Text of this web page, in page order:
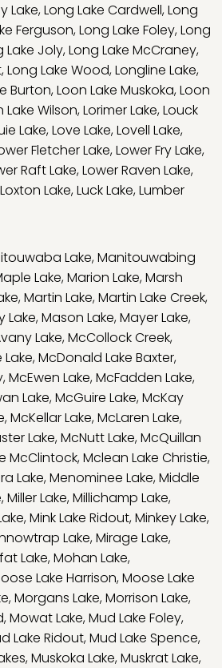
Lake,Long Lake Cardwell,Long
Ferguson,Long Lake Foley,Long
Lake Joly,Long Lake McCraney,
,Long Lake Wood,Longline Lake,
Burton,Loon Lake Muskoka,Loon
Lake Wilson,Lorimer Lake,Louck
Lake,Love Lake,Lovell Lake,
Fletcher Lake,Lower Fry Lake,
Raft Lake,Lower Raven Lake,
Loxton Lake,Luck Lake,Lumber
Lake,Manitouwabing
Lake,Marion Lake,Marsh
,Martin Lake,Martin Lake Creek,
Lake,Mason Lake,Mayer Lake,
Lake,McCollock Creek,
,McDonald Lake Baxter,
,McEwen Lake,McFadden Lake,
Lake,McGuire Lake,McKay
,McKellar Lake,McLaren Lake,
Lake,McNutt Lake,McQuillan
McClintock,Mclean Lake Christie,
Lake,Menominee Lake,Middle
,Miller Lake,Millichamp Lake,
,Mink Lake Ridout,Minkey Lake,
Lake,Mirage Lake,
Lake,Mohan Lake,
Lake Harrison,Moose Lake
,Morgans Lake,Morrison Lake,
,Mowat Lake,Mud Lake Foley,
Lake Ridout,Mud Lake Spence,
,Muskoka Lake,Muskrat Lake,